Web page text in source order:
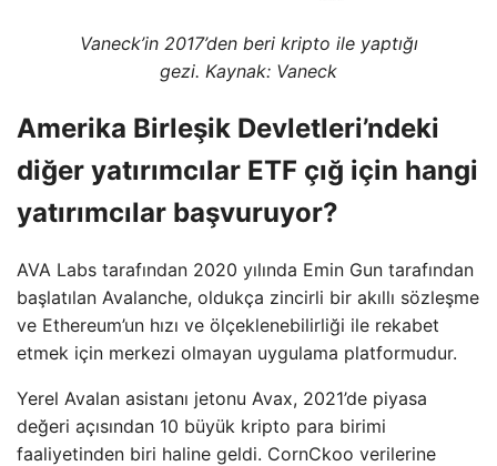
Vaneck’in 2017’den beri kripto ile yaptığı
gezi. Kaynak: Vaneck
Amerika Birleşik Devletleri’ndeki
diğer yatırımcılar ETF çığ için hangi
yatırımcılar başvuruyor?
AVA Labs tarafından 2020 yılında Emin Gun tarafından
başlatılan Avalanche, oldukça zincirli bir akıllı sözleşme
ve Ethereum’un hızı ve ölçeklenebilirliği ile rekabet
etmek için merkezi olmayan uygulama platformudur.
Yerel Avalan asistanı jetonu Avax, 2021’de piyasa
değeri açısından 10 büyük kripto para birimi
faaliyetinden biri haline geldi. CornCkoo verilerine